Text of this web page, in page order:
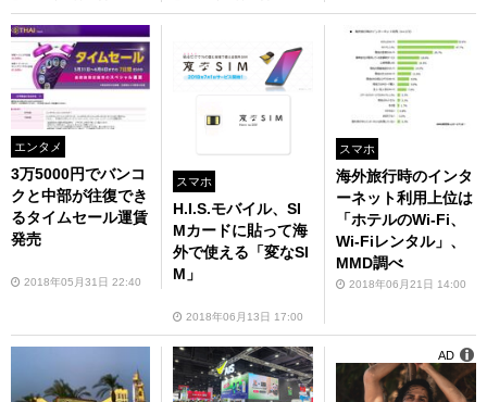
エンタメ
3万5000円でバンコ
クと中部が往復でき
るタイムセール運賃
発売
2018年05月31日 22:40
スマホ
H.I.S.モバイル、SI
Mカードに貼って海
外で使える「変なSI
M」
2018年06月13日 17:00
スマホ
海外旅行時のインタ
ーネット利用上位は
「ホテルのWi-Fi、
Wi-Fiレンタル」、
MMD調べ
2018年06月21日 14:00
AD